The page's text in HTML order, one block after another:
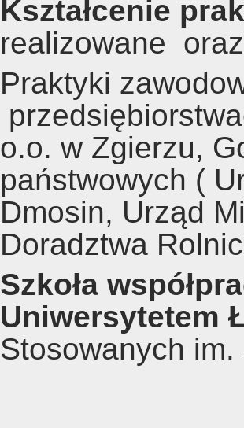
Kształcenie
realizowane
Praktyki
o.o. w Zgierzu,
państwowych (
Dmosin, Urząd
Doradztwa
Szkoła
Uniwersytetem
Stosowanych